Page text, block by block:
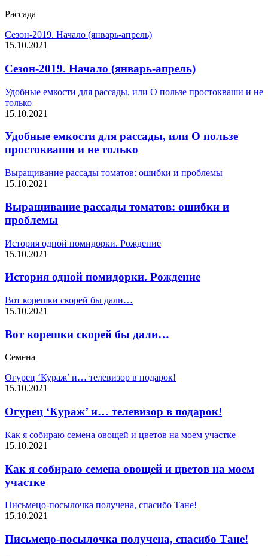
Рассада
Сезон-2019. Начало (январь-апрель)
15.10.2021
Сезон-2019. Начало (январь-апрель)
Удобные емкости для рассады, или О пользе простокваши и не
только
15.10.2021
Удобные емкости для рассады, или О пользе
простокваши и не только
Выращивание рассады томатов: ошибки и проблемы
15.10.2021
Выращивание рассады томатов: ошибки и
проблемы
История одной помидорки. Рождение
15.10.2021
История одной помидорки. Рождение
Вот корешки скорей бы дали…
15.10.2021
Вот корешки скорей бы дали…
Семена
Огурец ‘Кураж’ и… телевизор в подарок!
15.10.2021
Огурец ‘Кураж’ и… телевизор в подарок!
Как я собираю семена овощей и цветов на моем участке
15.10.2021
Как я собираю семена овощей и цветов на моем
участке
Письмецо-посылочка получена, спасибо Тане!
15.10.2021
Письмецо-посылочка получена, спасибо Тане!